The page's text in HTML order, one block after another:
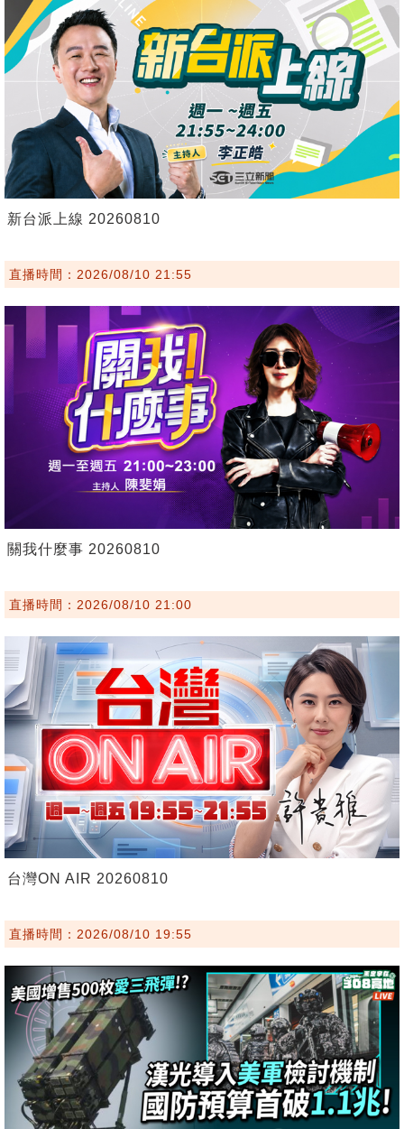
新台派上線 20260810
直播時間：2026/08/10 21:55
關我什麼事 20260810
直播時間：2026/08/10 21:00
台灣ON AIR 20260810
直播時間：2026/08/10 19:55